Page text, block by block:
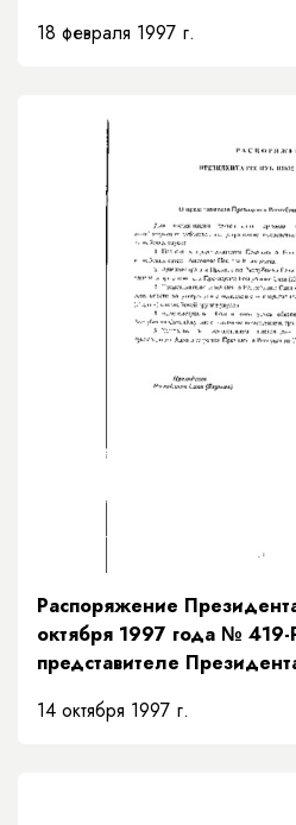
18 февраля 1997 г.
Распоряжение
октября 1997 года №
представителе
14 октября 1997 г.